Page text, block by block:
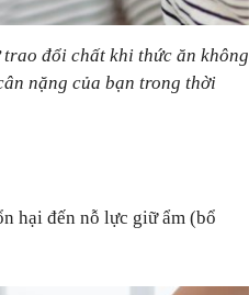
đổi chất khi thức ăn không
nặng của bạn trong thời
hại đến nỗ lực giữ ẩm (bổ